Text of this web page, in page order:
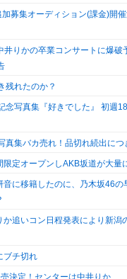
加募集オーディション(課金)開
井りかの卒業コンサートに爆破
残れたのか？
念写真集『好きでした』 初週
真集バカ売れ！品切れ続出につ
定オープンしAKB坂道が大量
音に移籍したのに、乃木坂46
か追いコン日程発表により新潟
ブチ切れ
決定！センターは中井りか